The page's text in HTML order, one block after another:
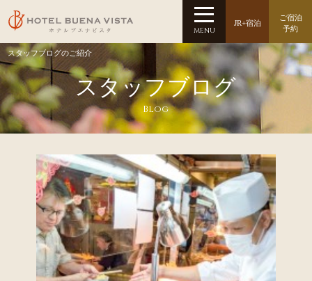
スタッフブログのご紹介
スタッフブログ
Blog
MENU
JR+宿泊
ご宿泊
予約